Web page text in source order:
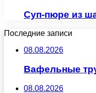
Суп-пюре из
Последние записи
08.08.2026
Вафельные
08.08.2026